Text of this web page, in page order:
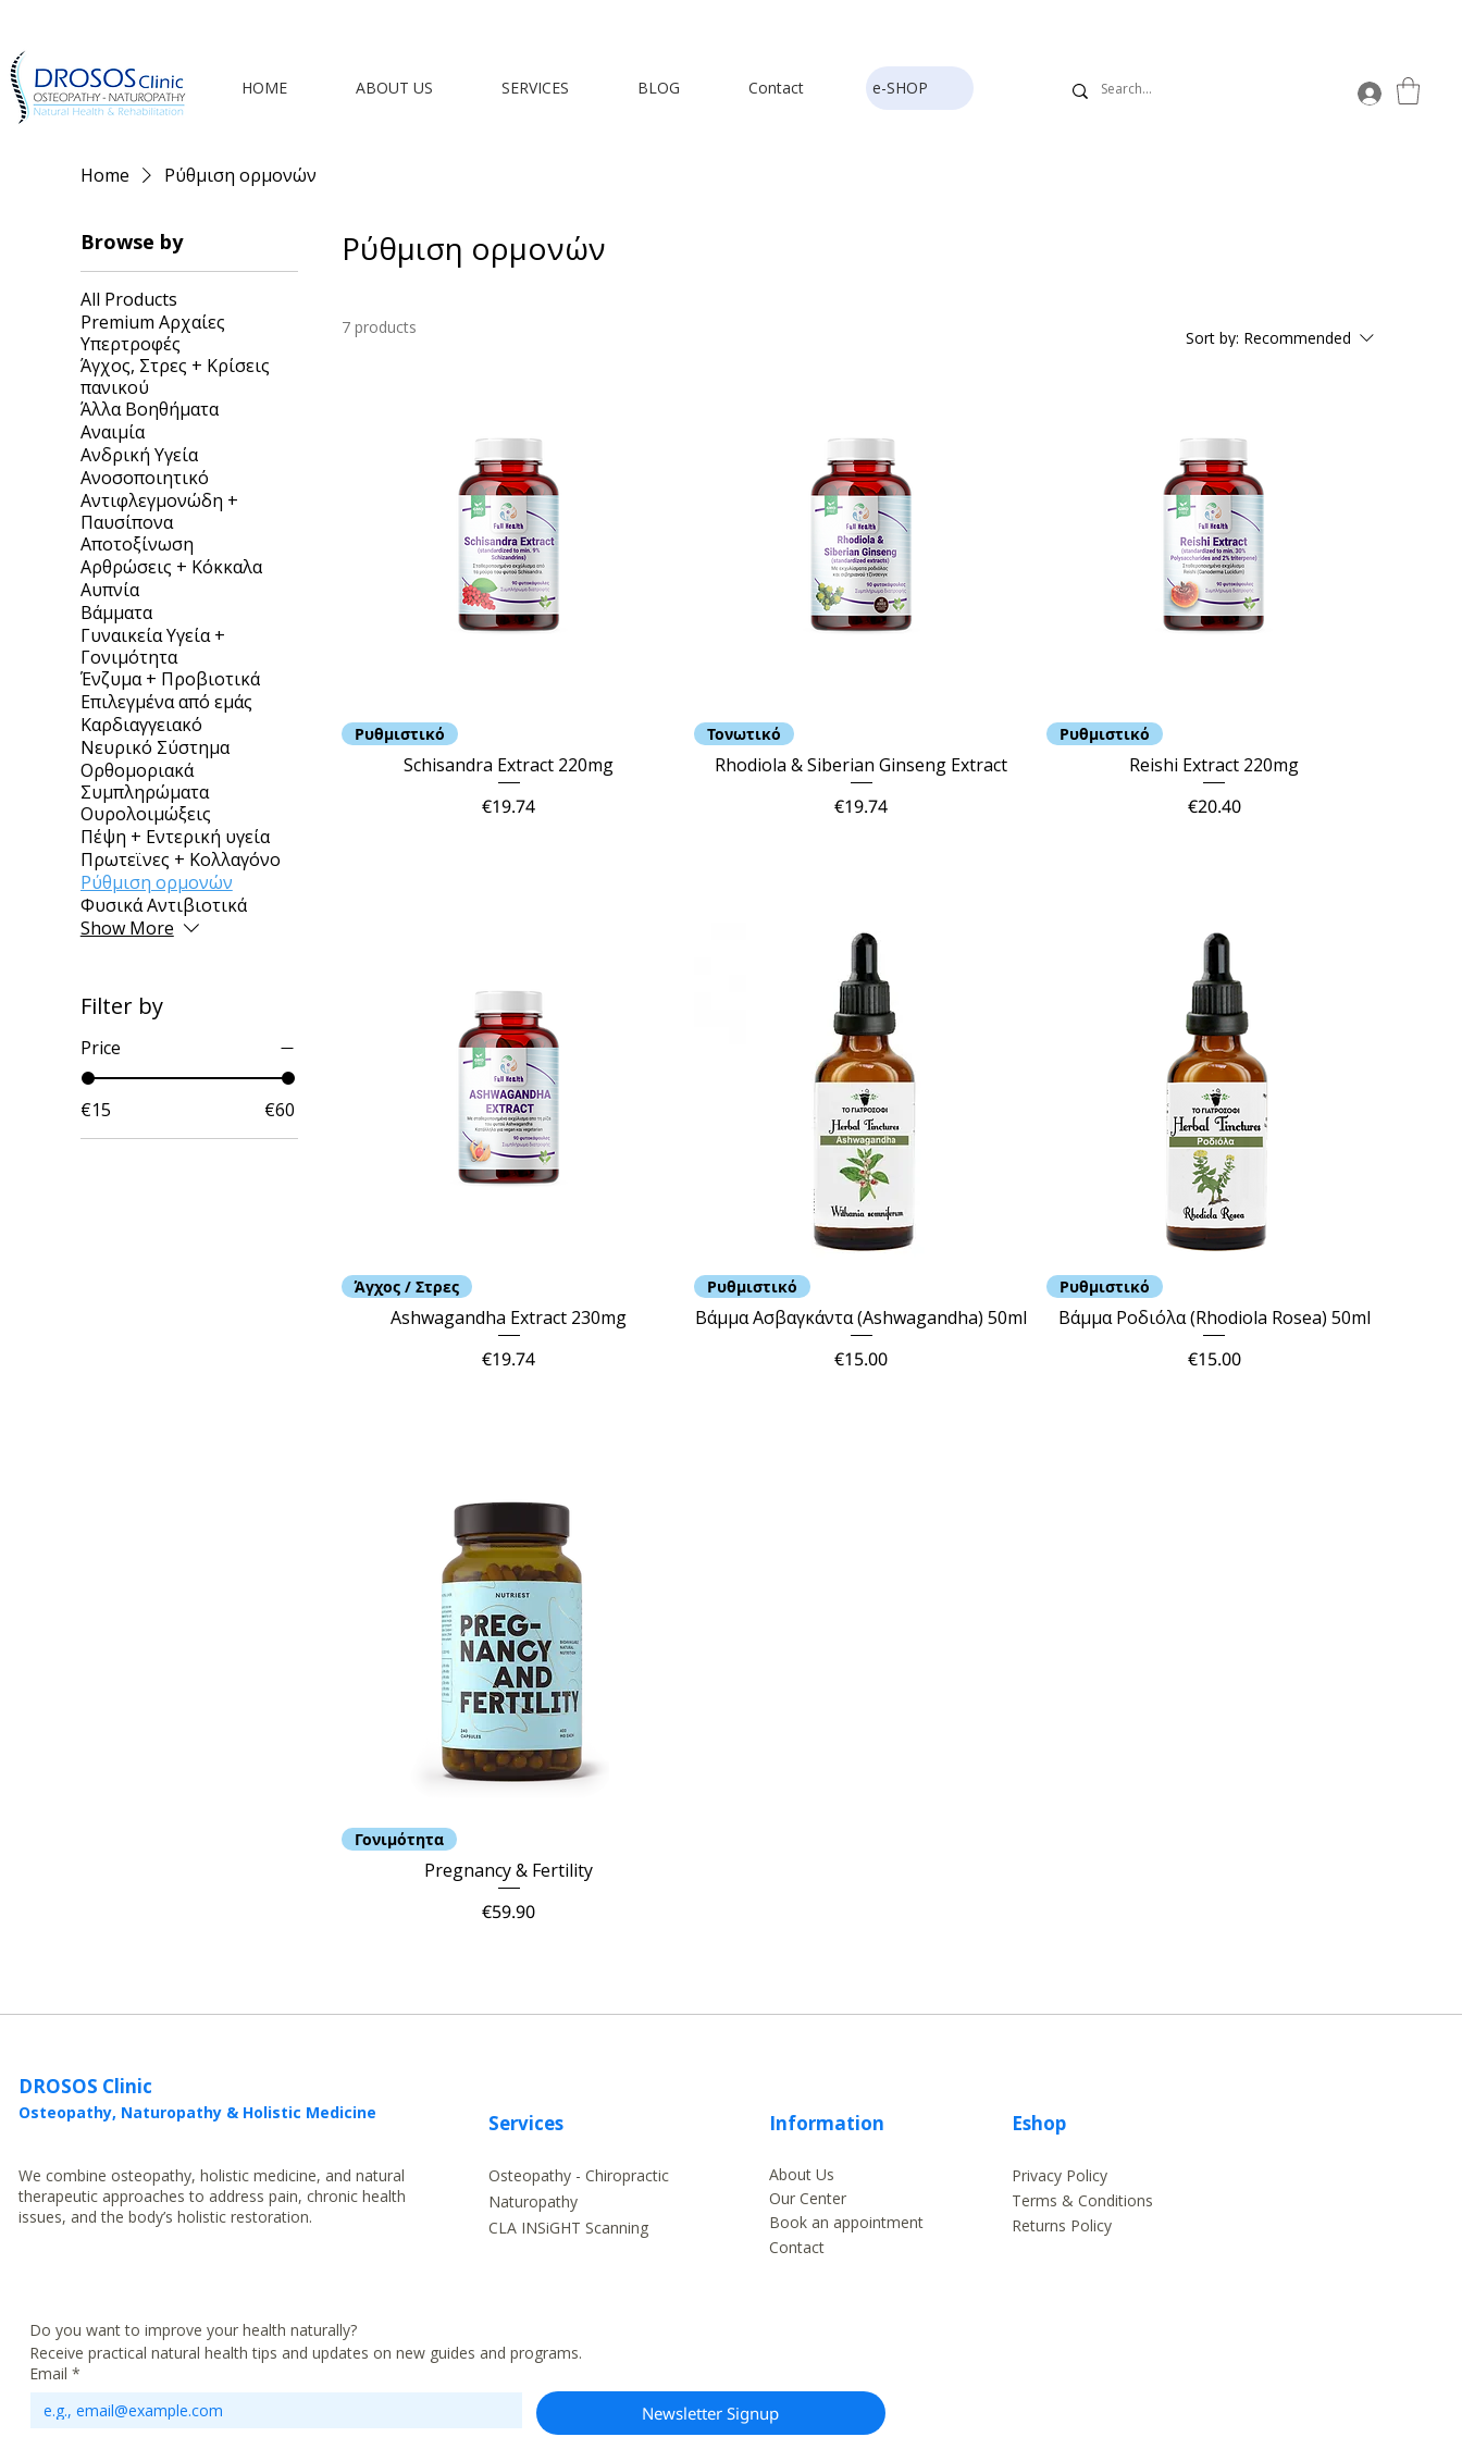
HOME ABOUT US SERVICES BLOG Contact e-SHOP
Home Ρύθμιση ορμονών
Browse by
All Products
Premium Αρχαίες
Υπερτροφές
Άγχος, Στρες + Κρίσεις
πανικού
Άλλα Βοηθήματα
Αναιμία
Ανδρική Υγεία
Ανοσοποιητικό
Αντιφλεγμονώδη +
Παυσίπονα
Αποτοξίνωση
Αρθρώσεις + Κόκκαλα
Αυπνία
Βάμματα
Γυναικεία Υγεία +
Γονιμότητα
Ένζυμα + Προβιοτικά
Επιλεγμένα από εμάς
Καρδιαγγειακό
Νευρικό Σύστημα
Ορθομοριακά
Συμπληρώματα
Ουρολοιμώξεις
Πέψη + Εντερική υγεία
Πρωτεϊνες + Κολλαγόνο
Ρύθμιση ορμονών
Φυσικά Αντιβιοτικά
Show More
Filter by
Price
€15 €60
Ρύθμιση ορμονών
7 products
Sort by: Recommended
Ρυθμιστικό
Schisandra Extract 220mg
Price
€19.74
Τονωτικό
Rhodiola & Siberian Ginseng Extract
Price
€19.74
Ρυθμιστικό
Reishi Extract 220mg
Price
€20.40
Άγχος / Στρες
Ashwagandha Extract 230mg
Price
€19.74
Ρυθμιστικό
Βάμμα Ασβαγκάντα (Ashwagandha) 50ml
Price
€15.00
Ρυθμιστικό
Βάμμα Ροδιόλα (Rhodiola Rosea) 50ml
Price
€15.00
Γονιμότητα
Pregnancy & Fertility
Price
€59.90
DROSOS Clinic
Osteopathy, Naturopathy & Holistic Medicine Services
We combine osteopathy, holistic medicine, and natural
therapeutic approaches to address pain, chronic health
issues, and the body’s holistic restoration.
Osteopathy - Chiropractic
Naturopathy
CLA INSiGHT Scanning
Information
About Us
Our Center
Book an appointment
Contact
Eshop
Privacy Policy
Terms & Conditions
Returns Policy
Do you want to improve your health naturally?
Receive practical natural health tips and updates on new guides and programs.
Email *
Newsletter Signup